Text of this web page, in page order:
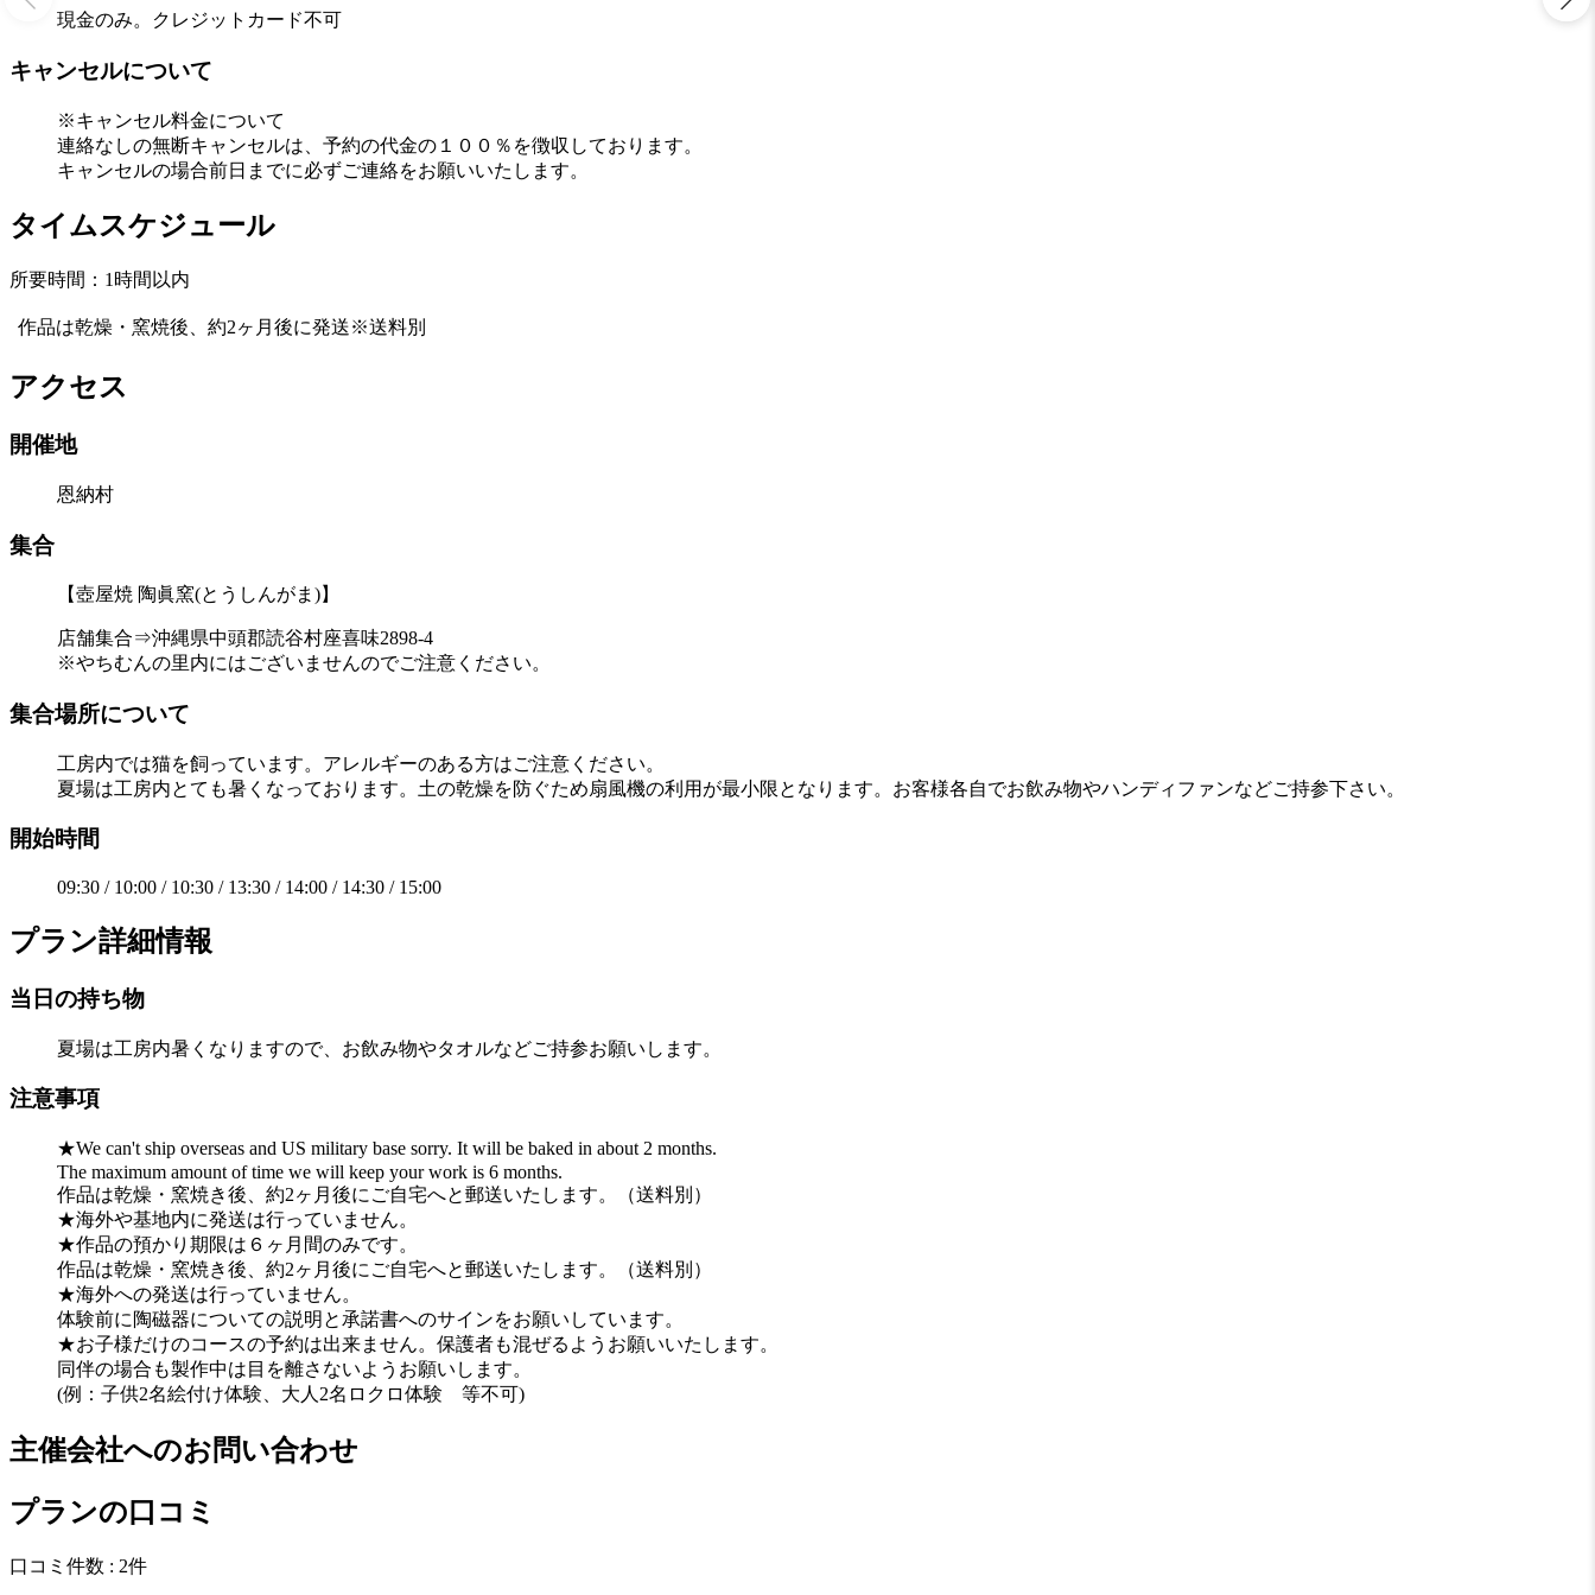
現金のみ。クレジットカード不可
キャンセルについて
※キャンセル料金について
連絡なしの無断キャンセルは、予約の代金の１００％を徴収しております。
キャンセルの場合前日までに必ずご連絡をお願いいたします。
タイムスケジュール
所要時間：1時間以内
作品は乾燥・窯焼後、約2ヶ月後に発送※送料別
アクセス
開催地
恩納村
集合
【壺屋焼 陶眞窯(とうしんがま)】
店舗集合⇒沖縄県中頭郡読谷村座喜味2898-4
※やちむんの里内にはございませんのでご注意ください。
集合場所について
工房内では猫を飼っています。アレルギーのある方はご注意ください。
夏場は工房内とても暑くなっております。土の乾燥を防ぐため扇風機の利用が最小限となります。お客様各自でお飲み物やハンディファンなどご持参下さい。
開始時間
09:30 / 10:00 / 10:30 / 13:30 / 14:00 / 14:30 / 15:00
プラン詳細情報
当日の持ち物
夏場は工房内暑くなりますので、お飲み物やタオルなどご持参お願いします。
注意事項
★We can't ship overseas and US military base sorry. It will be baked in about 2 months.
The maximum amount of time we will keep your work is 6 months.
作品は乾燥・窯焼き後、約2ヶ月後にご自宅へと郵送いたします。（送料別）
★海外や基地内に発送は行っていません。
★作品の預かり期限は６ヶ月間のみです。
作品は乾燥・窯焼き後、約2ヶ月後にご自宅へと郵送いたします。（送料別）
★海外への発送は行っていません。
体験前に陶磁器についての説明と承諾書へのサインをお願いしています。
★お子様だけのコースの予約は出来ません。保護者も混ぜるようお願いいたします。
同伴の場合も製作中は目を離さないようお願いします。
(例：子供2名絵付け体験、大人2名ロクロ体験 等不可)
主催会社へのお問い合わせ
プランの口コミ
口コミ件数 : 2件